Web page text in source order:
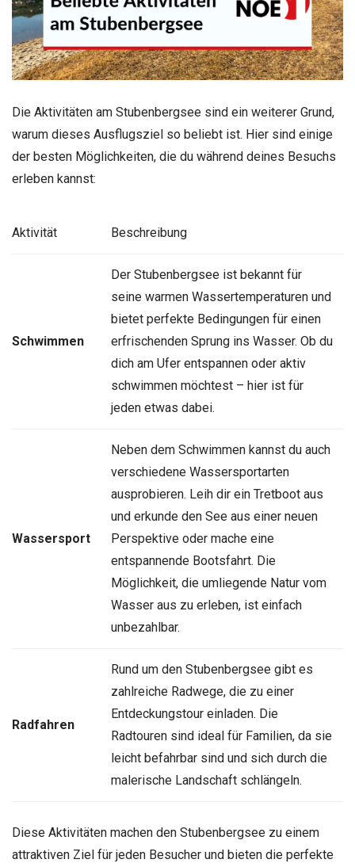
Die Aktivitäten am Stubenbergsee sind ein weiterer Grund,
warum dieses Ausflugsziel so beliebt ist. Hier sind einige
der besten Möglichkeiten, die du während deines Besuchs
erleben kannst:
Aktivität Beschreibung
Schwimmen
Der Stubenbergsee ist bekannt für
seine warmen Wassertemperaturen und
bietet perfekte Bedingungen für einen
erfrischenden Sprung ins Wasser. Ob du
dich am Ufer entspannen oder aktiv
schwimmen möchtest – hier ist für
jeden etwas dabei.
Wassersport
Neben dem Schwimmen kannst du auch
verschiedene Wassersportarten
ausprobieren. Leih dir ein Tretboot aus
und erkunde den See aus einer neuen
Perspektive oder mache eine
entspannende Bootsfahrt. Die
Möglichkeit, die umliegende Natur vom
Wasser aus zu erleben, ist einfach
unbezahlbar.
Radfahren
Rund um den Stubenbergsee gibt es
zahlreiche Radwege, die zu einer
Entdeckungstour einladen. Die
Radtouren sind ideal für Familien, da sie
leicht befahrbar sind und sich durch die
malerische Landschaft schlängeln.
Diese Aktivitäten machen den Stubenbergsee zu einem
attraktiven Ziel für jeden Besucher und bieten die perfekte